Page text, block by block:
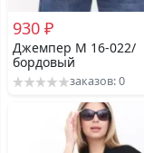
930 ₽
Джемпер М 16-022/
бордовый
заказов: 0